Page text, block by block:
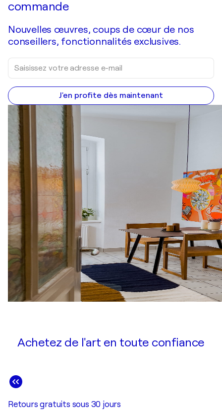
commande
Nouvelles œuvres, coups de cœur de nos
conseillers, fonctionnalités exclusives.
J'en profite dès maintenant
Achetez de l'art en toute confiance
Retours gratuits sous 30 jours